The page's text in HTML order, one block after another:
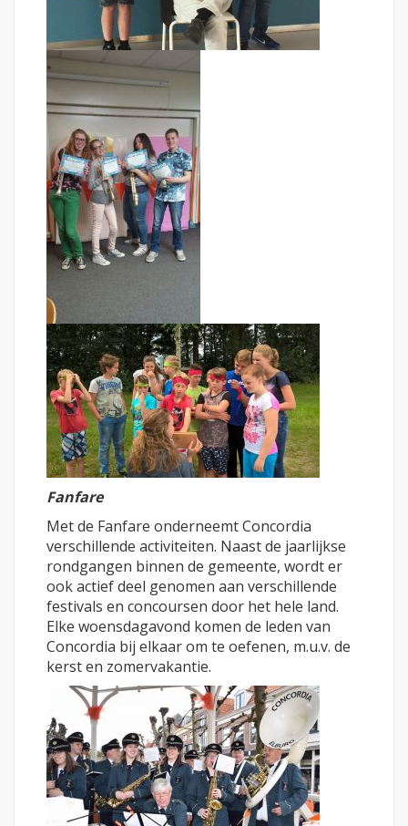
Fanfare
Met de Fanfare onderneemt Concordia
verschillende activiteiten. Naast de jaarlijkse
rondgangen binnen de gemeente, wordt er
ook actief deel genomen aan verschillende
festivals en concoursen door het hele land.
Elke woensdagavond komen de leden van
Concordia bij elkaar om te oefenen, m.u.v. de
kerst en zomervakantie.